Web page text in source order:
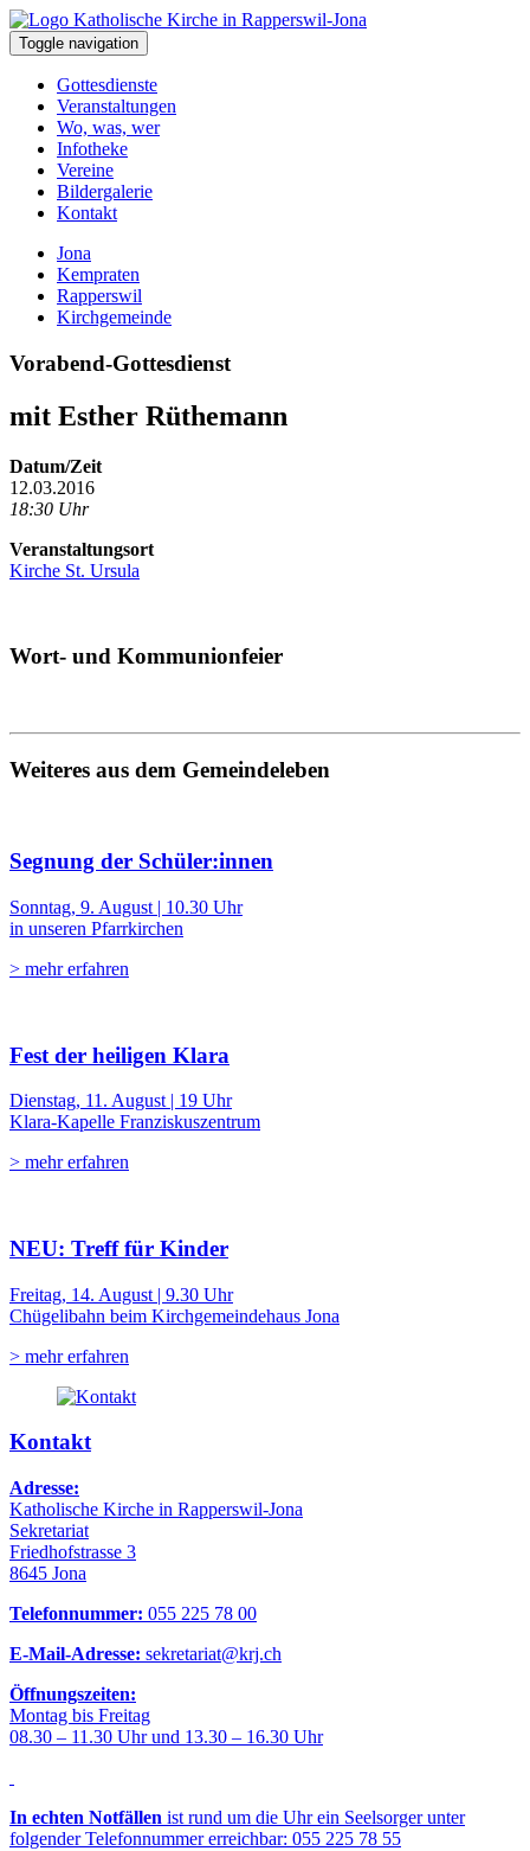
Toggle navigation
Gottesdienste
Veranstaltungen
Wo, was, wer
Infotheke
Vereine
Bildergalerie
Kontakt
Jona
Kempraten
Rapperswil
Kirchgemeinde
Vorabend-Gottesdienst
mit Esther Rüthemann
Datum/Zeit
12.03.2016
18:30 Uhr
Veranstaltungsort
Kirche St. Ursula
Wort- und Kommunionfeier
Weiteres aus dem Gemeindeleben
Segnung der Schüler:innen
Sonntag, 9. August | 10.30 Uhr
in unseren Pfarrkirchen
> mehr erfahren
Fest der heiligen Klara
Dienstag, 11. August | 19 Uhr
Klara-Kapelle Franziskuszentrum
> mehr erfahren
NEU: Treff für Kinder
Freitag, 14. August | 9.30 Uhr
Chügelibahn beim Kirchgemeindehaus Jona
> mehr erfahren
Kontakt
Adresse:
Katholische Kirche in Rapperswil-Jona
Sekretariat
Friedhofstrasse 3
8645 Jona
Telefonnummer: 055 225 78 00
E-Mail-Adresse: sekretariat@krj.ch
Öffnungszeiten:
Montag bis Freitag
08.30 – 11.30 Uhr und 13.30 – 16.30 Uhr
In echten Notfällen ist rund um die Uhr ein Seelsorger unter
folgender Telefonnummer erreichbar: 055 225 78 55